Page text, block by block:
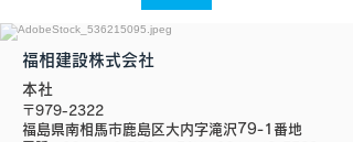
福相建設株式会社
本社
〒979-2322
福島県南相馬市鹿島区大内字滝沢79-1番地